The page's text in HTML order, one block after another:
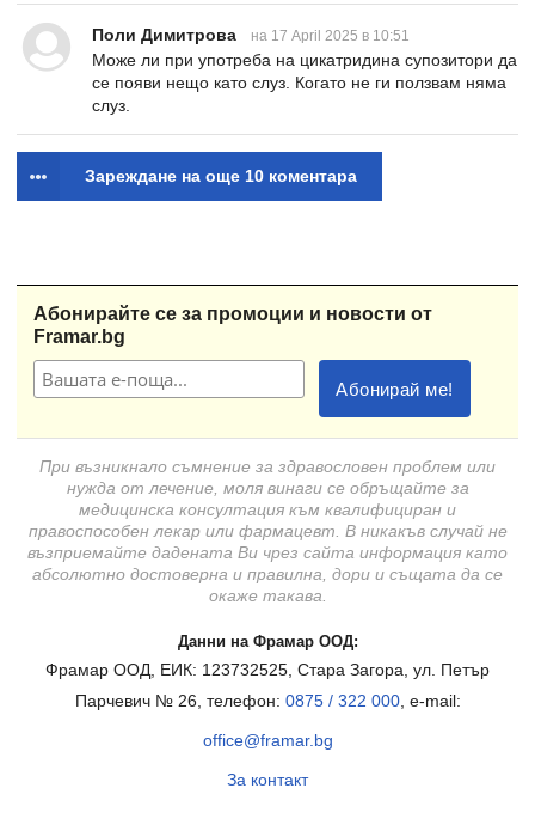
Поли Димитрова на 17 April 2025 в 10:51
Може ли при употреба на цикатридина супозитори да
се появи нещо като слуз. Когато не ги ползвам няма
слуз.
Зареждане на още 10 коментара
Абонирайте се за промоции и новости от
Framar.bg
При възникнало съмнение за здравословен проблем или
нужда от лечение, моля винаги се обръщайте за
медицинска консултация към квалифициран и
правоспособен лекар или фармацевт. В никакъв случай не
възприемайте дадената Ви чрез сайта информация като
абсолютно достоверна и правилна, дори и същата да се
окаже такава.
Данни на Фрамар ООД:
Фрамар ООД, ЕИК: 123732525, Стара Загора, ул. Петър
Парчевич № 26, телефон: 0875 / 322 000, e-mail:
office@framar.bg
За контакт